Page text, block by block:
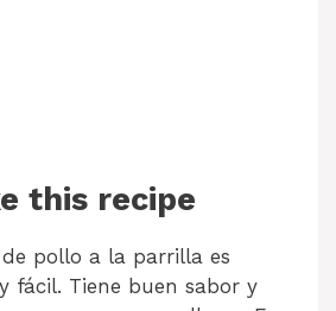
this recipe
pollo a la parrilla es
fácil. Tiene buen sabor y